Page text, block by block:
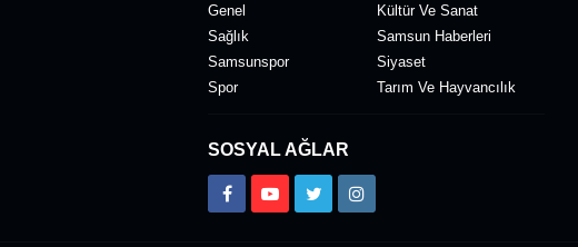
Genel
Kültür Ve Sanat
Sağlık
Samsun Haberleri
Samsunspor
Siyaset
Spor
Tarım Ve Hayvancılık
SOSYAL AĞLAR